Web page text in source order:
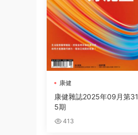
康健
康健雜誌2025年09月第31
5期
413